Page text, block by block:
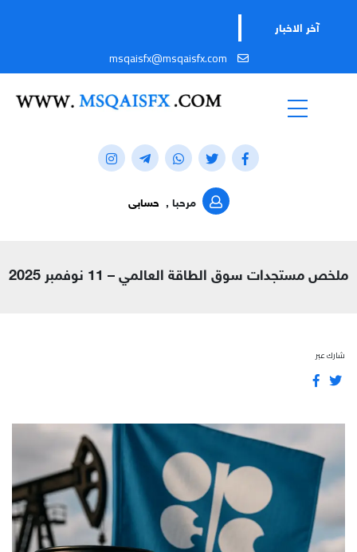
آخر الاخبار
msqaisfx@msqaisfx.com
مرحبا , حسابى
ملخص مستجدات سوق الطاقة العالمي – 11 نوفمبر 2025
شارك عبر